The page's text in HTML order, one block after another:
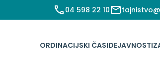
04 598 22 10
ORDINACIJSKI ČASIDEJAVNOSTI